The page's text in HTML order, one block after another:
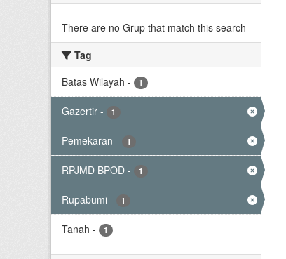
There are no Grup that match this search
Tag
Batas Wilayah - 1
Gazertir - 1
Pemekaran - 1
RPJMD BPOD - 1
Rupabumi - 1
Tanah - 1